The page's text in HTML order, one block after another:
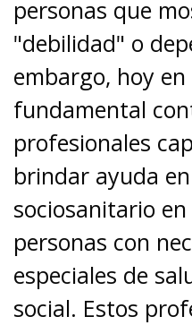
personas que
"debilidad" o
embargo, hoy en
fundamental
profesionales
brindar ayuda
sociosanitario
personas con
especiales de
social. Estos